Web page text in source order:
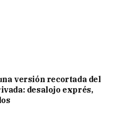
versión recortada del
desalojo exprés,